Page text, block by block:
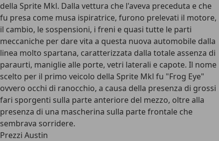
della Sprite Mkl. Dalla vettura che l'aveva preceduta e che
fu presa come musa ispiratrice, furono prelevati il motore,
il cambio, le sospensioni, i freni e quasi tutte le parti
meccaniche per dare vita a questa nuova automobile dalla
linea molto spartana, caratterizzata dalla totale assenza di
paraurti, maniglie alle porte, vetri laterali e capote. Il nome
scelto per il primo veicolo della Sprite Mkl fu "Frog Eye"
ovvero occhi di ranocchio, a causa della presenza di grossi
fari sporgenti sulla parte anteriore del mezzo, oltre alla
presenza di una mascherina sulla parte frontale che
sembrava sorridere.
Prezzi Austin